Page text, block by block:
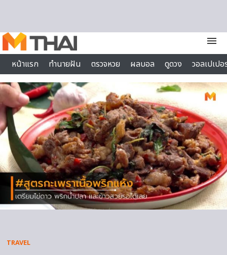
menu
หน้าแรก
ทำนายฝัน ตรวจหวย ผลบอล ดูดวง
วอลเปเป
ไลฟ์สไตล์
TRAVEL